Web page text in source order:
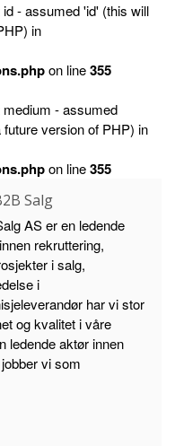
- assumed 'id' (this will
in
on line355
- assumed
version of PHP) in
on line355
Salg
AS er en ledende
rekruttering,
i salg,
i
har vi stor
og kvalitet i våre
ledende aktør innen
vi som